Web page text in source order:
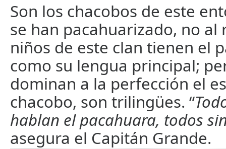
Son los chacobos de este
se han pacahuarizado, no al
niños de este clan tienen el
como su lengua principal;
dominan a la perfección el
chacobo, son trilingües. “
hablan el pacahuara, todos
asegura el Capitán Grande.